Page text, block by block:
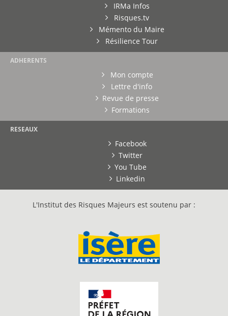
IRMa Infos
Risques.tv
Mémento du Maire
Résilience Tour
ADHERENTS
Mon compte
Lettre d'info
Revue de presse
Formations
RESEAUX
Facebook
Twitter
You Tube
Linkedin
L'Institut des Risques Majeurs est soutenu par :